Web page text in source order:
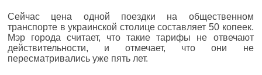
Сейчас цена одной поездки на общественном
транспорте в украинской столице составляет 50 копеек.
Мэр города считает, что такие тарифы не отвечают
действительности, и отмечает, что они не
пересматривались уже пять лет.